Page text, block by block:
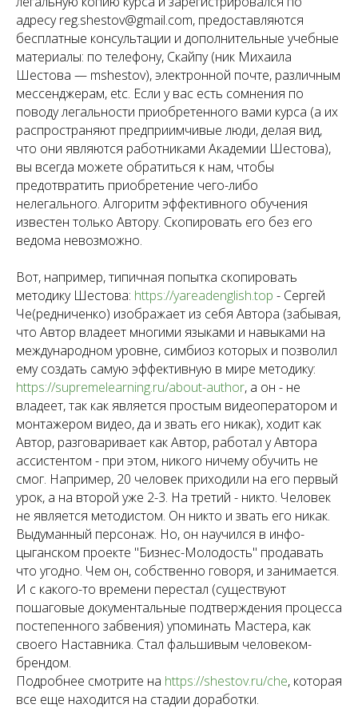
адресу reg.shestov@gmail.com, предоставляются
бесплатные консультации и дополнительные учебные
материалы: по телефону, Скайпу (ник Михаила
Шестова — mshestov), электронной почте, различным
мессенджерам, etc. Если у вас есть сомнения по
поводу легальности приобретенного вами курса (а их
распространяют предприимчивые люди, делая вид,
что они являются работниками Академии Шестова),
вы всегда можете обратиться к нам, чтобы
предотвратить приобретение чего-либо
нелегального. Алгоритм эффективного обучения
известен только Автору. Скопировать его без его
ведома невозможно.
Вот, например, типичная попытка скопировать
методику Шестова: https://yareadenglish.top - Сергей
Че(редниченко) изображает из себя Автора (забывая,
что Автор владеет многими языками и навыками на
международном уровне, симбиоз которых и позволил
ему создать самую эффективную в мире методику:
https://supremelearning.ru/about-author, а он - не
владеет, так как является простым видеоператором и
монтажером видео, да и звать его никак), ходит как
Автор, разговаривает как Автор, работал у Автора
ассистентом - при этом, никого ничему обучить не
смог. Например, 20 человек приходили на его первый
урок, а на второй уже 2-3. На третий - никто. Человек
не является методистом. Он никто и звать его никак.
Выдуманный персонаж. Но, он научился в инфо-
цыганском проекте "Бизнес-Молодость" продавать
что угодно. Чем он, собственно говоря, и занимается.
И с какого-то времени перестал (существуют
пошаговые документальные подтверждения процесса
постепенного забвения) упоминать Мастера, как
своего Наставника. Стал фальшивым человеком-
брендом.
Подробнее смотрите на https://shestov.ru/che, которая
все еще находится на стадии доработки.